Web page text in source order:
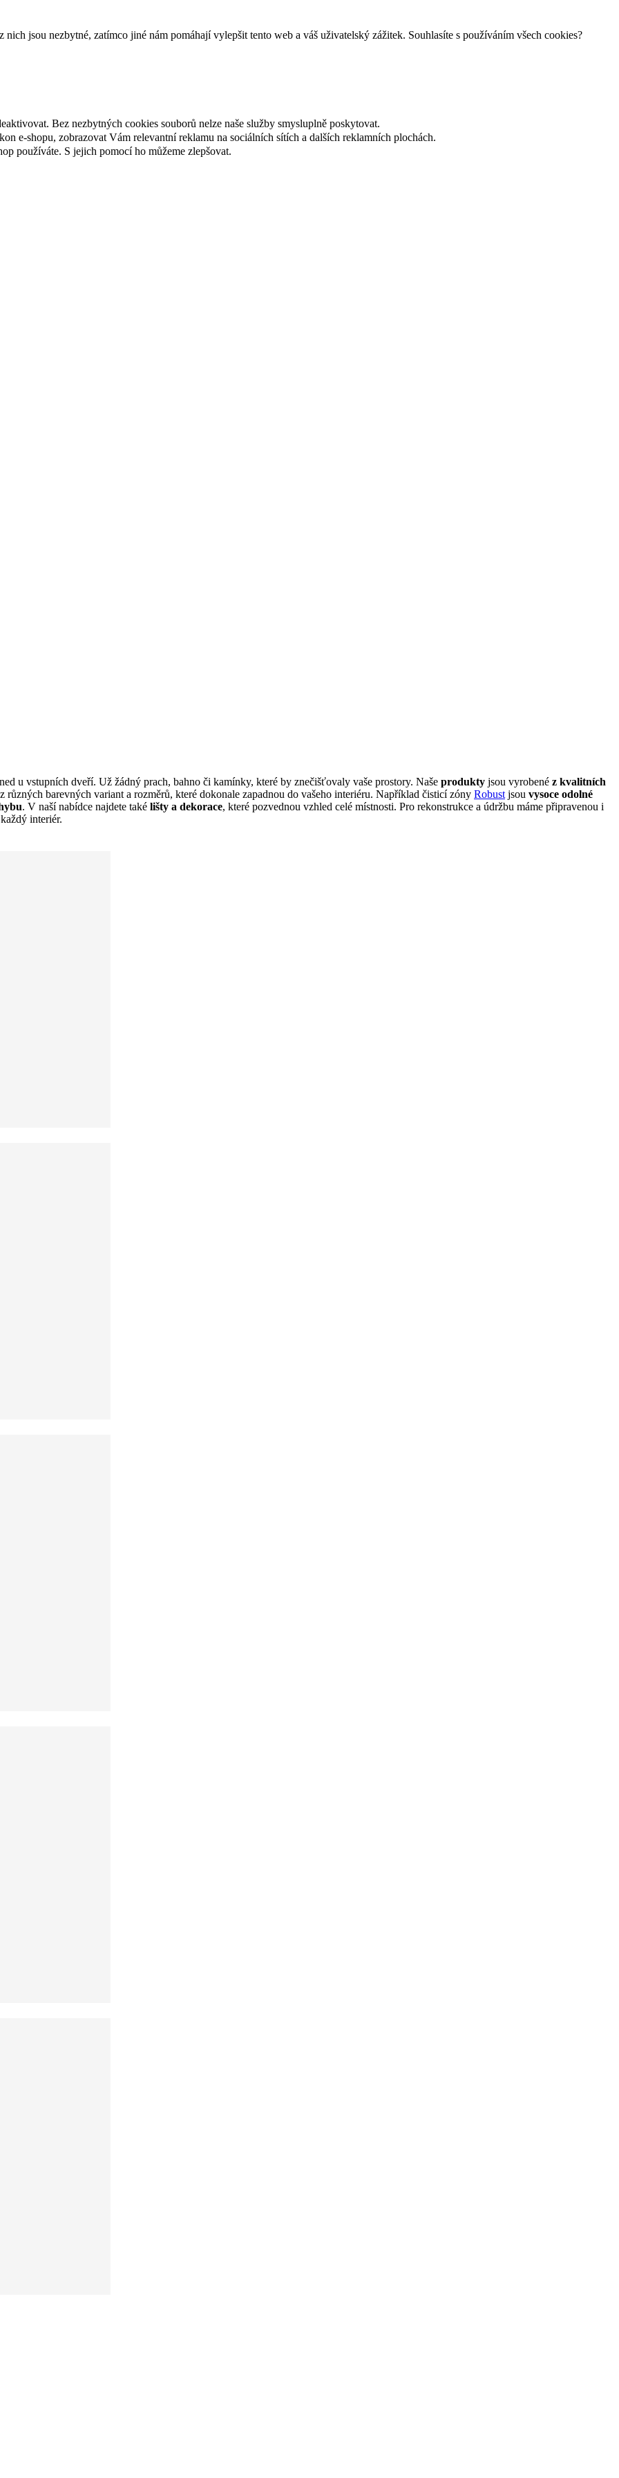
jsou nezbytné, zatímco jiné nám pomáhají vylepšit tento web a váš uživatelský zážitek. Souhlasíte s používáním všech cookies?
Bez nezbytných cookies souborů nelze naše služby smysluplně poskytovat.
e-shopu, zobrazovat Vám relevantní reklamu na sociálních sítích a dalších reklamních plochách.
používáte. S jejich pomocí ho můžeme zlepšovat.
u vstupních dveří. Už žádný prach, bahno či kamínky, které by znečišťovaly vaše prostory. Naše produkty jsou vyrobené z kvalitních
barevných variant a rozměrů, které dokonale zapadnou do vašeho interiéru. Například čisticí zóny Robust jsou vysoce odolné
. V naší nabídce najdete také lišty a dekorace, které pozvednou vzhled celé místnosti. Pro rekonstrukce a údržbu máme připravenou i
interiér.